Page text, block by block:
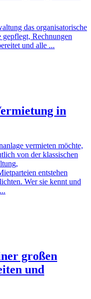
das organisatorische
gepflegt, Rechnungen
und alle ...
in
vermieten möchte,
von der klassischen
entstehen
Wer sie kennt und
großen
und